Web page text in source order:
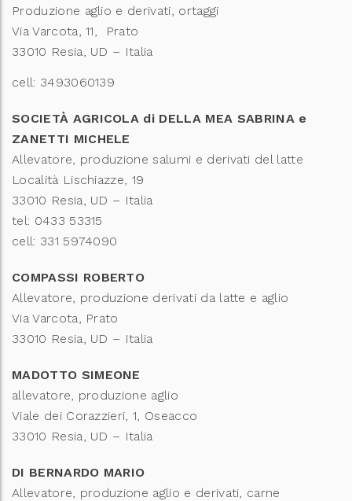
Produzione aglio e derivati, ortaggi
Via Varcota, 11, Prato
33010 Resia, UD – Italia
cell: 3493060139
SOCIETÀ AGRICOLA di DELLA MEA SABRINA e
ZANETTI MICHELE
Allevatore, produzione salumi e derivati del latte
Località Lischiazze, 19
33010 Resia, UD – Italia
tel: 0433 53315
cell: 331 5974090
COMPASSI ROBERTO
Allevatore, produzione derivati da latte e aglio
Via Varcota, Prato
33010 Resia, UD – Italia
MADOTTO SIMEONE
allevatore, produzione aglio
Viale dei Corazzieri, 1, Oseacco
33010 Resia, UD – Italia
DI BERNARDO MARIO
Allevatore, produzione aglio e derivati, carne